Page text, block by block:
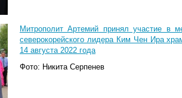
Митрополит Артемий принял участие в
северокорейского лидера Ким Чен Ира
14 августа 2022 года
Фото: Никита Серпенев